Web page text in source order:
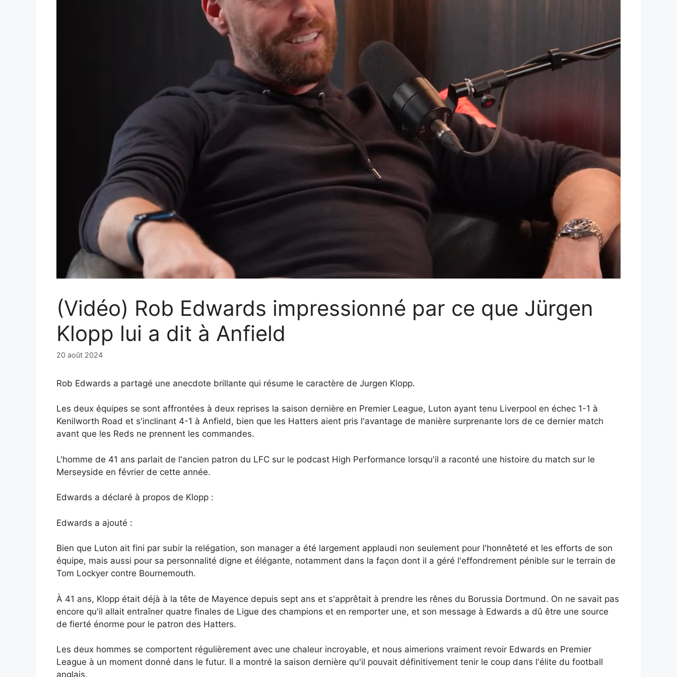
(Vidéo) Rob Edwards impressionné par ce que Jürgen
Klopp lui a dit à Anfield
20 août 2024
Rob Edwards a partagé une anecdote brillante qui résume le caractère de Jurgen Klopp.
Les deux équipes se sont affrontées à deux reprises la saison dernière en Premier League, Luton ayant tenu Liverpool en échec 1-1 à
Kenilworth Road et s'inclinant 4-1 à Anfield, bien que les Hatters aient pris l'avantage de manière surprenante lors de ce dernier match
avant que les Reds ne prennent les commandes.
L'homme de 41 ans parlait de l'ancien patron du LFC sur le podcast High Performance lorsqu'il a raconté une histoire du match sur le
Merseyside en février de cette année.
Edwards a déclaré à propos de Klopp :
Edwards a ajouté :
Bien que Luton ait fini par subir la relégation, son manager a été largement applaudi non seulement pour l'honnêteté et les efforts de son
équipe, mais aussi pour sa personnalité digne et élégante, notamment dans la façon dont il a géré l'effondrement pénible sur le terrain de
Tom Lockyer contre Bournemouth.
À 41 ans, Klopp était déjà à la tête de Mayence depuis sept ans et s'apprêtait à prendre les rênes du Borussia Dortmund. On ne savait pas
encore qu'il allait entraîner quatre finales de Ligue des champions et en remporter une, et son message à Edwards a dû être une source
de fierté énorme pour le patron des Hatters.
Les deux hommes se comportent régulièrement avec une chaleur incroyable, et nous aimerions vraiment revoir Edwards en Premier
League à un moment donné dans le futur. Il a montré la saison dernière qu'il pouvait définitivement tenir le coup dans l'élite du football
anglais.